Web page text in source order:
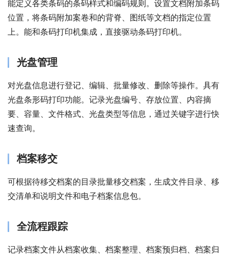
能定义各类条码的条码样式和编码规则。设置文档附加条码
位置，将条码附加案卷和的背脊、图纸等文档的指定位置
上。能和条码打印机集成，直接驱动条码打印机。
光盘管理
对光盘信息进行登记、编辑、批量修改、删除等操作。具有
光盘条形码打印功能。记录光盘编号、存放位置、内容摘
要、容量、文件格式、光盘类型等信息，通过关键字进行快
速查询。
档案移交
可根据待移交档案的目录批量移交档案，生成文件目录、移
交清单和说明文件和电子档案信息包。
全流程跟踪
记录档案文件从档案收集、档案整理、档案预归档、档案归